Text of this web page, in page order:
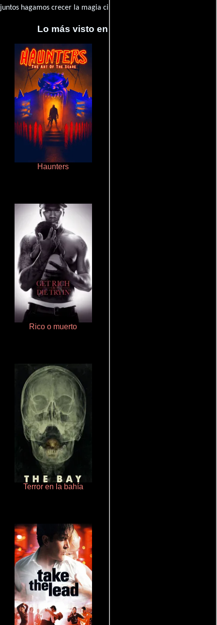
juntos hagamos crecer la magia cinematográfica!
Lo más visto en Cineyseries.net
Haunters
Rico o muerto
Terror en la bahía